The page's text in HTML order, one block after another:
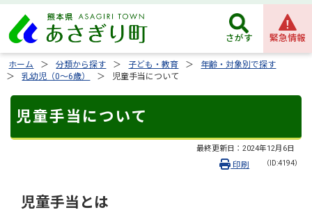
さがす 緊急情報
ホーム 分類から探す 子ども・教育
年齢・対象別で探す
乳幼児（0～6歳）
児童手当について
児童手当について
最終更新日： 2024年12月6日
（ID:4194）
印刷
児童手当とは